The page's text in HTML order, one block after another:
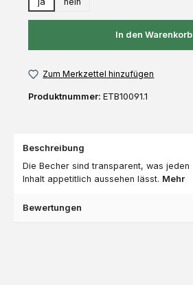
In den Warenkorb
Zum Merkzettel hinzufügen
Produktnummer: ETB10091.1
Beschreibung
Die Becher sind transparent, was jeden
Inhalt appetitlich aussehen lässt. Mehr
Bewertungen